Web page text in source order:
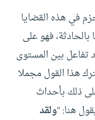
في هذه القضايا
فهو على
تفاعل بين المستوى
هذا القول مجملا
ذلك بأحداث
هنا: “ولقد